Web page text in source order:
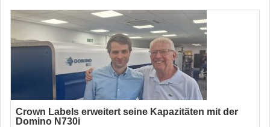
Crown Labels erweitert seine Kapazitäten mit der
Domino N730i